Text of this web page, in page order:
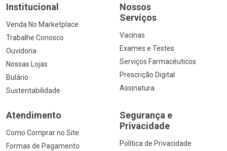
Institucional
Venda No Marketplace
Trabalhe Conosco
Ouvidoria
Nossas Lojas
Bulário
Sustentabilidade
Nossos
Serviços
Vacinas
Exames e Testes
Serviços Farmacêuticos
Prescrição Digital
Assinatura
Atendimento
Como Comprar no Site
Formas de Pagamento
Segurança e
Privacidade
Política de Privacidade